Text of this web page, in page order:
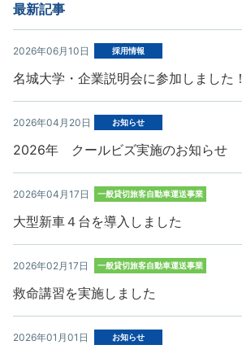
最新記事
2026年06月10日 採用情報
名城大学・企業説明会に参加しました！
2026年04月20日 お知らせ
2026年 クールビズ実施のお知らせ
2026年04月17日 一般貸切旅客自動車運送事業
大型新車４台を導入しました
2026年02月17日 一般貸切旅客自動車運送事業
救命講習を実施しました
2026年01月01日 お知らせ